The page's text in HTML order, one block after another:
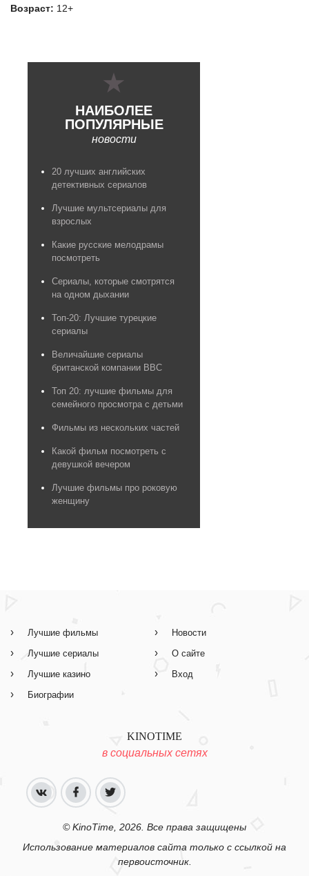
Возраст: 12+
НАИБОЛЕЕ
ПОПУЛЯРНЫЕ
новости
20 лучших английских
детективных сериалов
Лучшие мультсериалы для
взрослых
Какие русские мелодрамы
посмотреть
Сериалы, которые смотрятся
на одном дыхании
Топ-20: Лучшие турецкие
сериалы
Величайшие сериалы
британской компании BBC
Топ 20: лучшие фильмы для
семейного просмотра с детьми
Фильмы из нескольких частей
Какой фильм посмотреть с
девушкой вечером
Лучшие фильмы про роковую
женщину
Лучшие фильмы
Лучшие сериалы
Лучшие казино
Биографии
Новости
О сайте
Вход
KINOTIME
в социальных сетях
© KinoTime, 2026. Все права защищены
Использование материалов сайта только с ссылкой на
первоисточник.